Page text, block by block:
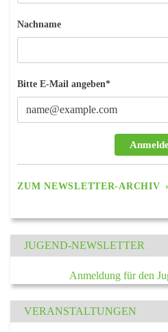
Nachname
Bitte E-Mail angeben*
ZUM NEWSLETTER-ARCHIV
JUGEND-NEWSLETTER
Anmeldung für den
VERANSTALTUNGEN